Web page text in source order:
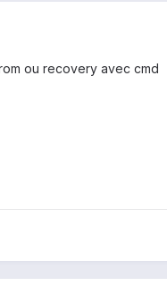
ou recovery avec cmd